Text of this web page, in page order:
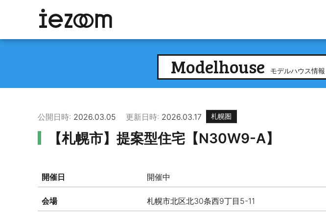
Modelhouse モデルハウス情報
公開日時: 2026.03.05 更新日時: 2026.03.17 札幌圏
【札幌市】提案型住宅【N30W9-A】
開催日 開催中
会場 札幌市北区北30条西9丁目5-11